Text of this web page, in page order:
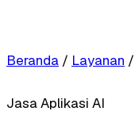
Beranda / Layanan /
Jasa Aplikasi AI